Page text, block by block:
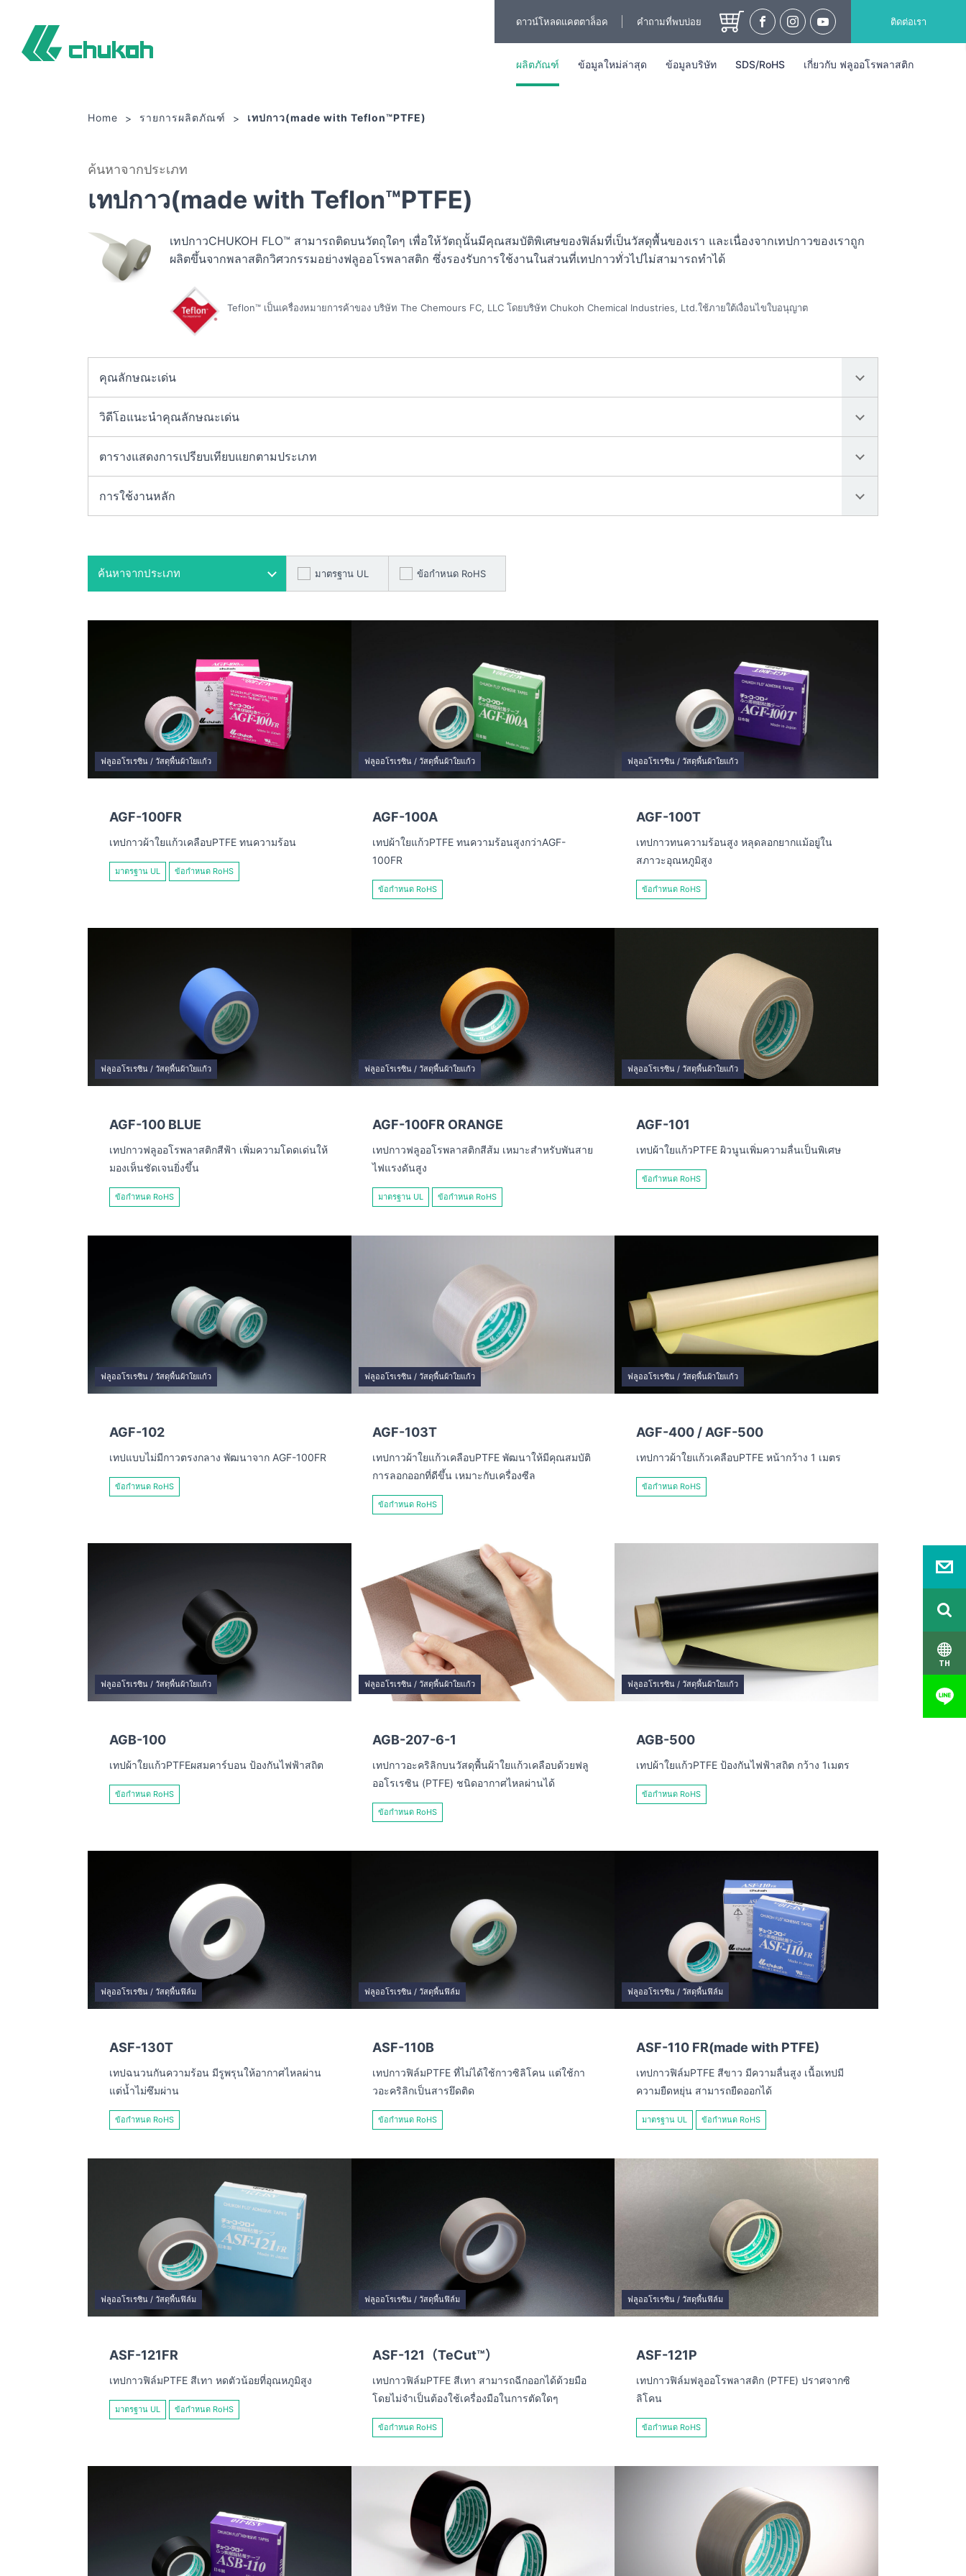
ดาวน์โหลดแคตตาล็อค คำถามที่พบบ่อย ติดต่อเรา
ผลิตภัณฑ์ ข้อมูลใหม่ล่าสุด ข้อมูลบริษัท SDS/RoHS เกี่ยวกับ ฟลูออโรพลาสติก
TH
Home รายการผลิตภัณฑ์ เทปกาว(made with Teflon™PTFE)
ค้นหาจากประเภท
เทปกาว(made with Teflon™PTFE)
เทปกาวCHUKOH FLO™ สามารถติดบนวัตถุใดๆ เพื่อให้วัตถุนั้นมีคุณสมบัติพิเศษของฟิล์มที่เป็นวัสดุพื้นของเรา และเนื่องจากเทปกาวของเราถูก
ผลิตขึ้นจากพลาสติกวิศวกรรมอย่างฟลูออโรพลาสติก ซึ่งรองรับการใช้งานในส่วนที่เทปกาวทั่วไปไม่สามารถทำได้
Teflon™ เป็นเครื่องหมายการค้าของ บริษัท The Chemours FC, LLC โดยบริษัท Chukoh Chemical Industries, Ltd.ใช้ภายใต้เงื่อนไขใบอนุญาต
คุณลักษณะเด่น
วิดีโอแนะนำคุณลักษณะเด่น
ตารางแสดงการเปรียบเทียบแยกตามประเภท
การใช้งานหลัก
มาตรฐาน UL ข้อกำหนด RoHS
ฟลูออโรเรซิน / วัสดุพื้นผ้าใยแก้ว
AGF-100FR
เทปกาวผ้าใยแก้วเคลือบPTFE ทนความร้อน
มาตรฐาน UL ข้อกำหนด RoHS
ฟลูออโรเรซิน / วัสดุพื้นผ้าใยแก้ว
AGF-100A
เทปผ้าใยแก้วPTFE ทนความร้อนสูงกว่าAGF-
100FR
ข้อกำหนด RoHS
ฟลูออโรเรซิน / วัสดุพื้นผ้าใยแก้ว
AGF-100T
เทปกาวทนความร้อนสูง หลุดลอกยากแม้อยู่ใน
สภาวะอุณหภูมิสูง
ข้อกำหนด RoHS
ฟลูออโรเรซิน / วัสดุพื้นผ้าใยแก้ว
AGF-100 BLUE
เทปกาวฟลูออโรพลาสติกสีฟ้า เพิ่มความโดดเด่นให้
มองเห็นชัดเจนยิ่งขึ้น
ข้อกำหนด RoHS
ฟลูออโรเรซิน / วัสดุพื้นผ้าใยแก้ว
AGF-100FR ORANGE
เทปกาวฟลูออโรพลาสติกสีส้ม เหมาะสำหรับพันสาย
ไฟแรงดันสูง
มาตรฐาน UL ข้อกำหนด RoHS
ฟลูออโรเรซิน / วัสดุพื้นผ้าใยแก้ว
AGF-101
เทปผ้าใยแก้วPTFE ผิวนูนเพิ่มความลื่นเป็นพิเศษ
ข้อกำหนด RoHS
ฟลูออโรเรซิน / วัสดุพื้นผ้าใยแก้ว
AGF-102
เทปแบบไม่มีกาวตรงกลาง พัฒนาจาก AGF-100FR
ข้อกำหนด RoHS
ฟลูออโรเรซิน / วัสดุพื้นผ้าใยแก้ว
AGF-103T
เทปกาวผ้าใยแก้วเคลือบPTFE พัฒนาให้มีคุณสมบัติ
การลอกออกที่ดีขึ้น เหมาะกับเครื่องซีล
ข้อกำหนด RoHS
ฟลูออโรเรซิน / วัสดุพื้นผ้าใยแก้ว
AGF-400 / AGF-500
เทปกาวผ้าใยแก้วเคลือบPTFE หน้ากว้าง 1 เมตร
ข้อกำหนด RoHS
ฟลูออโรเรซิน / วัสดุพื้นผ้าใยแก้ว
AGB-100
เทปผ้าใยแก้วPTFEผสมคาร์บอน ป้องกันไฟฟ้าสถิต
ข้อกำหนด RoHS
ฟลูออโรเรซิน / วัสดุพื้นผ้าใยแก้ว
AGB-207-6-1
เทปกาวอะคริลิกบนวัสดุพื้นผ้าใยแก้วเคลือบด้วยฟลู
ออโรเรซิน (PTFE) ชนิดอากาศไหลผ่านได้
ข้อกำหนด RoHS
ฟลูออโรเรซิน / วัสดุพื้นผ้าใยแก้ว
AGB-500
เทปผ้าใยแก้วPTFE ป้องกันไฟฟ้าสถิต กว้าง 1เมตร
ข้อกำหนด RoHS
ฟลูออโรเรซิน / วัสดุพื้นฟิล์ม
ASF-130T
เทปฉนวนกันความร้อน มีรูพรุนให้อากาศไหลผ่าน
แต่น้ำไม่ซึมผ่าน
ข้อกำหนด RoHS
ฟลูออโรเรซิน / วัสดุพื้นฟิล์ม
ASF-110B
เทปกาวฟิล์มPTFE ที่ไม่ได้ใช้กาวซิลิโคน แต่ใช้กา
วอะคริลิกเป็นสารยึดติด
ข้อกำหนด RoHS
ฟลูออโรเรซิน / วัสดุพื้นฟิล์ม
ASF-110 FR(made with PTFE)
เทปกาวฟิล์มPTFE สีขาว มีความลื่นสูง เนื้อเทปมี
ความยืดหยุ่น สามารถยืดออกได้
มาตรฐาน UL ข้อกำหนด RoHS
ฟลูออโรเรซิน / วัสดุพื้นฟิล์ม
ASF-121FR
เทปกาวฟิล์มPTFE สีเทา หดตัวน้อยที่อุณหภูมิสูง
มาตรฐาน UL ข้อกำหนด RoHS
ฟลูออโรเรซิน / วัสดุพื้นฟิล์ม
ASF-121（TeCut™）
เทปกาวฟิล์มPTFE สีเทา สามารถฉีกออกได้ด้วยมือ
โดยไม่จำเป็นต้องใช้เครื่องมือในการตัดใดๆ
ข้อกำหนด RoHS
ฟลูออโรเรซิน / วัสดุพื้นฟิล์ม
ASF-121P
เทปกาวฟิล์มฟลูออโรพลาสติก (PTFE) ปราศจากซิ
ลิโคน
ข้อกำหนด RoHS